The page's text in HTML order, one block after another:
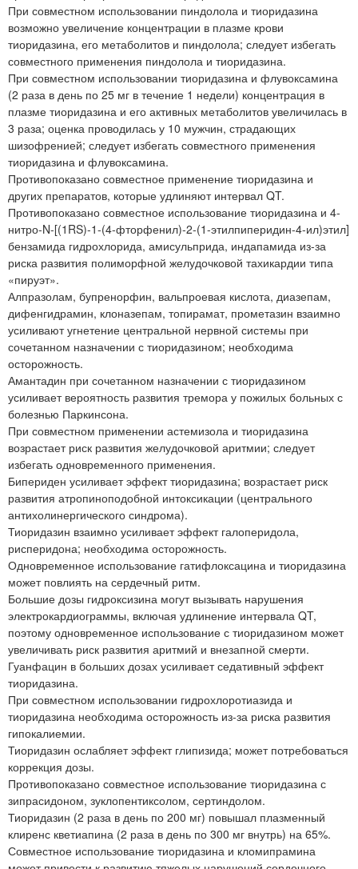
При совместном использовании пиндолола и тиоридазина
возможно увеличение концентрации в плазме крови
тиоридазина, его метаболитов и пиндолола; следует избегать
совместного применения пиндолола и тиоридазина.
При совместном использовании тиоридазина и флувоксамина
(2 раза в день по 25 мг в течение 1 недели) концентрация в
плазме тиоридазина и его активных метаболитов увеличилась в
3 раза; оценка проводилась у 10 мужчин, страдающих
шизофренией; следует избегать совместного применения
тиоридазина и флувоксамина.
Противопоказано совместное применение тиоридазина и
других препаратов, которые удлиняют интервал QT.
Противопоказано совместное использование тиоридазина и 4-
нитро-N-[(1RS)-1-(4-фторфенил)-2-(1-этилпиперидин-4-ил)этил]
бензамида гидрохлорида, амисульприда, индапамида из-за
риска развития полиморфной желудочковой тахикардии типа
«пируэт».
Алпразолам, бупренорфин, вальпроевая кислота, диазепам,
дифенгидрамин, клоназепам, топирамат, прометазин взаимно
усиливают угнетение центральной нервной системы при
сочетанном назначении с тиоридазином; необходима
осторожность.
Амантадин при сочетанном назначении с тиоридазином
усиливает вероятность развития тремора у пожилых больных с
болезнью Паркинсона.
При совместном применении астемизола и тиоридазина
возрастает риск развития желудочковой аритмии; следует
избегать одновременного применения.
Бипериден усиливает эффект тиоридазина; возрастает риск
развития атропиноподобной интоксикации (центрального
антихолинергического синдрома).
Тиоридазин взаимно усиливает эффект галоперидола,
рисперидона; необходима осторожность.
Одновременное использование гатифлоксацина и тиоридазина
может повлиять на сердечный ритм.
Большие дозы гидроксизина могут вызывать нарушения
электрокардиограммы, включая удлинение интервала QT,
поэтому одновременное использование с тиоридазином может
увеличивать риск развития аритмий и внезапной смерти.
Гуанфацин в больших дозах усиливает седативный эффект
тиоридазина.
При совместном использовании гидрохлоротиазида и
тиоридазина необходима осторожность из-за риска развития
гипокалиемии.
Тиоридазин ослабляет эффект глипизида; может потребоваться
коррекция дозы.
Противопоказано совместное использование тиоридазина с
зипрасидоном, зуклопентиксолом, сертиндолом.
Тиоридазин (2 раза в день по 200 мг) повышал плазменный
клиренс кветиапина (2 раза в день по 300 мг внутрь) на 65%.
Совместное использование тиоридазина и кломипрамина